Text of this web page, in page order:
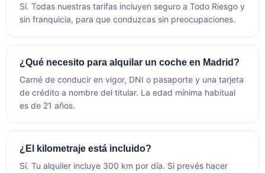
Sí. Todas nuestras tarifas incluyen seguro a Todo Riesgo y
sin franquicia, para que conduzcas sin preocupaciones.
¿Qué necesito para alquilar un coche en Madrid?
Carné de conducir en vigor, DNI o pasaporte y una tarjeta
de crédito a nombre del titular. La edad mínima habitual
es de 21 años.
¿El kilometraje está incluido?
Sí. Tu alquiler incluye 300 km por día. Si prevés hacer